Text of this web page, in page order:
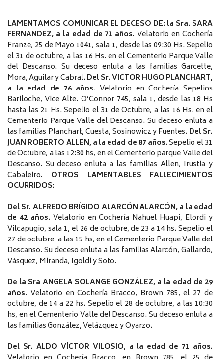
LAMENTAMOS COMUNICAR EL DECESO DE: la Sra. SARA
FERNANDEZ, a la edad de 71 años.Velatorio en Cochería
Franze, 25 de Mayo 1041, sala 1, desde las 09:30 Hs. Sepelio
el 31 de octubre, a las 16 Hs. en el Cementerio Parque Valle
del Descanso. Su deceso enluta a las familias Garcette,
Mora, Aguilar y Cabral. Del Sr. VICTOR HUGO PLANCHART,
a la edad de 76 años. Velatorio en Cochería Sepelios
Bariloche, Vice Alte. O’Connor 745, sala 1, desde las 18 Hs
hasta las 21 Hs. Sepelio el 31 de Octubre, a las 16 Hs. en el
Cementerio Parque Valle del Descanso. Su deceso enluta a
las familias Planchart, Cuesta, Sosinowicz y Fuentes. Del Sr.
JUAN ROBERTO ALLEN, a la edad de 87 años.Sepelio el 31
de Octubre, a las 12:30 hs, en el Cementerio parque Valle del
Descanso. Su deceso enluta a las familias Allen, Irustia y
Cabaleiro. OTROS LAMENTABLES FALLECIMIENTOS
OCURRIDOS:
Del Sr. ALFREDO BRÍGIDO ALARCÓN ALARCÓN, a la edad
de 42 años. Velatorio en Cochería Nahuel Huapi, Elordi y
Vilcapugio, sala 1, el 26 de octubre, de 23 a 14 hs. Sepelio el
27 de octubre, a las 15 hs, en el Cementerio Parque Valle del
Descanso. Su deceso enluta a las familias Alarcón, Gallardo,
Vásquez, Miranda, Igoldi y Soto.
De la Sra ANGELA SOLANGE GONZÁLEZ, a la edad de 29
años. Velatorio en Cochería Bracco, Brown 785, el 27 de
octubre, de 14 a 22 hs. Sepelio el 28 de octubre, a las 10:30
hs, en el Cementerio Valle del Descanso. Su deceso enluta a
las familias González, Velázquez y Oyarzo.
Del Sr. ALDO VÍCTOR VILOSIO, a la edad de 71 años.